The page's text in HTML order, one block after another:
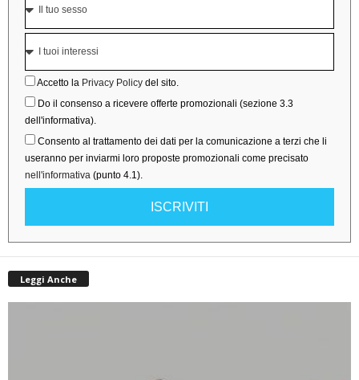
Accetto la Privacy Policy del sito.
Do il consenso a ricevere offerte promozionali (sezione 3.3
dell'informativa).
Consento al trattamento dei dati per la comunicazione a terzi che li
useranno per inviarmi loro proposte promozionali come precisato
nell'informativa (punto 4.1).
ISCRIVITI
Leggi Anche